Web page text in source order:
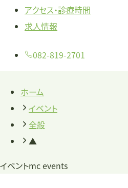
アクセス・診療時間
求人情報
082-819-2701
イベントmc events
ホーム
イベント
全般
▲